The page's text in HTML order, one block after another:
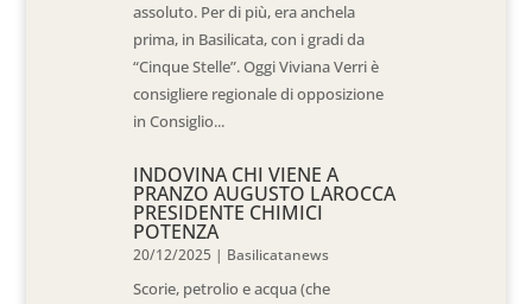
assoluto. Per di più, era anchela
prima, in Basilicata, con i gradi da
“Cinque Stelle”. Oggi Viviana Verri è
consigliere regionale di opposizione
in Consiglio...
INDOVINA CHI VIENE A
PRANZO AUGUSTO LAROCCA
PRESIDENTE CHIMICI
POTENZA
20/12/2025 | Basilicatanews
Scorie, petrolio e acqua (che